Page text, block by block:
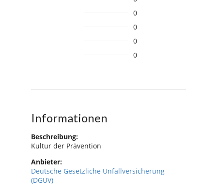
0
0
0
0
Informationen
Beschreibung:
Kultur der Prävention
Anbieter:
Deutsche Gesetzliche Unfallversicherung
(DGUV)